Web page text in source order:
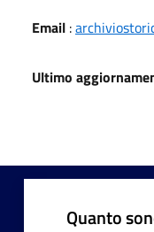
Email :
Ultimo
Quanto